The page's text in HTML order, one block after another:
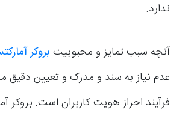
ندارد.
آنچه سبب تمایز و محبوبیت بروکر
عدم نیاز به سند و مدرک و تعیین دقیق
فرآیند احراز هویت کاربران است. بروکر